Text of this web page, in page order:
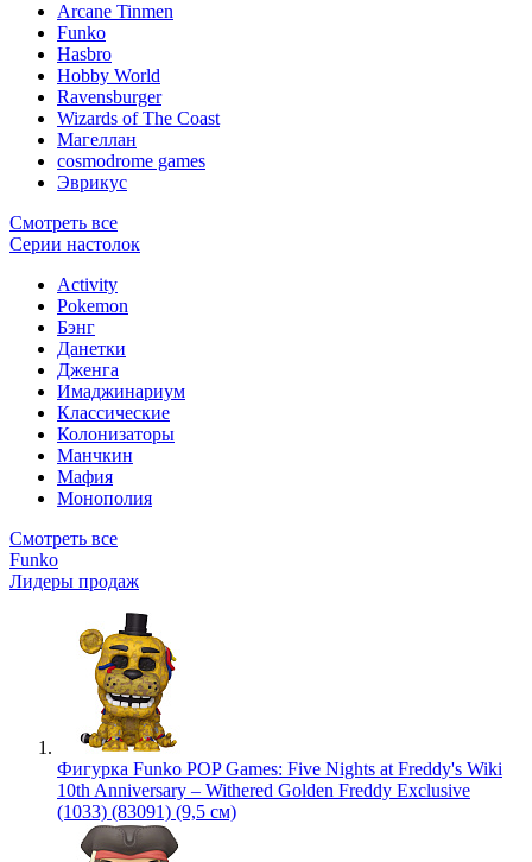
Arcane Tinmen
Funko
Hasbro
Hobby World
Ravensburger
Wizards of The Coast
Магеллан
сosmodrome games
Эврикус
Смотреть все
Серии настолок
Activity
Pokemon
Бэнг
Данетки
Дженга
Имаджинариум
Классические
Колонизаторы
Манчкин
Мафия
Монополия
Смотреть все
Funko
Лидеры продаж
Фигурка Funko POP Games: Five Nights at Freddy's Wiki
10th Anniversary – Withered Golden Freddy Exclusive
(1033) (83091) (9,5 см)